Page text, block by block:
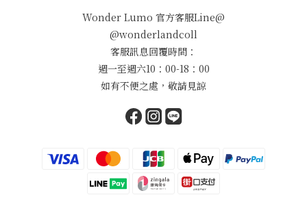
Wonder Lumo 官方客服Line@
@wonderlandcoll
客服訊息回覆時間：
週一至週六10：00-18：00
如有不便之處，敬請見諒